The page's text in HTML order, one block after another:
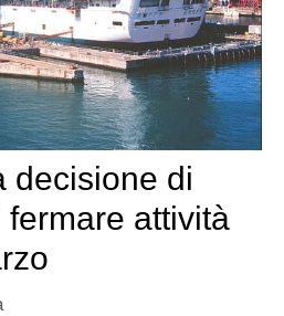
decisione di
attività